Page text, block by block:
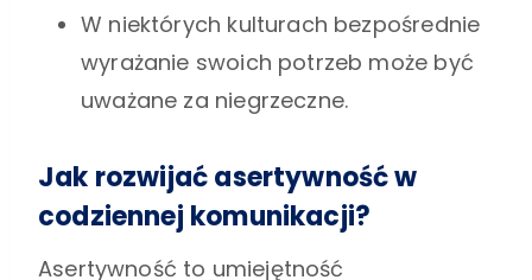
W niektórych kulturach bezpośrednie
wyrażanie swoich potrzeb może być
uważane za niegrzeczne.
Jak rozwijać asertywność w
codziennej komunikacji?
Asertywność to umiejętność